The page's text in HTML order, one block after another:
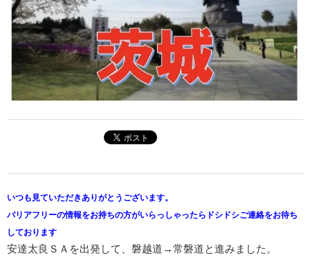
いつも見ていただきありがとうございます。
バリアフリーの情報をお持ちの方がいらっしゃったらドシドシご連絡をお待ち
しております
安達太良ＳＡを出発して、磐越道→常磐道と進みました。